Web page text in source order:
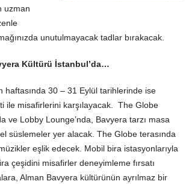
uzman
unutulmayacak tadlar bırakacak.
Kültürü İstanbul’da…
haftasında 30 – 31 Eylül tarihlerinde ise
ile misafirlerini karşılayacak. The Globe
ve Lobby Lounge’nda, Bavyera tarzı masa
süslemeler yer alacak. The Globe terasında
eşlik edecek. Mobil bira istasyonlarıyla
çeşidini misafirler deneyimleme fırsatı
Alman Bavyera kültürünün ayrılmaz bir